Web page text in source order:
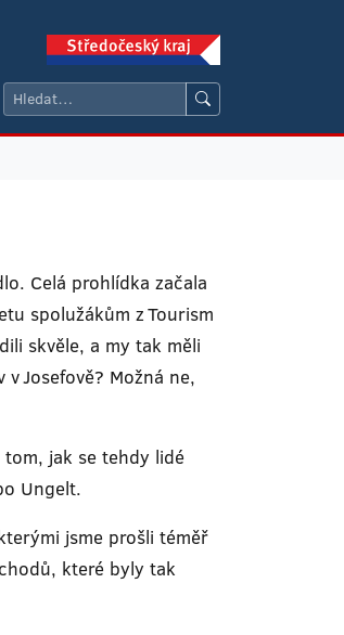
Celá prohlídka začala
spolužákům z Tourism
skvěle, a my tak měli
Josefově? Možná ne,
tom, jak se tehdy lidé
Ungelt.
jsme prošli téměř
které byly tak